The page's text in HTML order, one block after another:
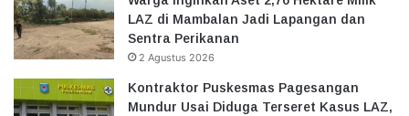
LAZ di Mambalan Jadi Lapangan dan
Sentra Perikanan
2 Agustus 2026
Kontraktor Puskesmas Pagesangan
Mundur Usai Diduga Terseret Kasus LAZ,